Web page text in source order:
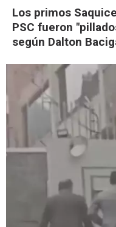
Los primos
PSC fueron
según Dalton